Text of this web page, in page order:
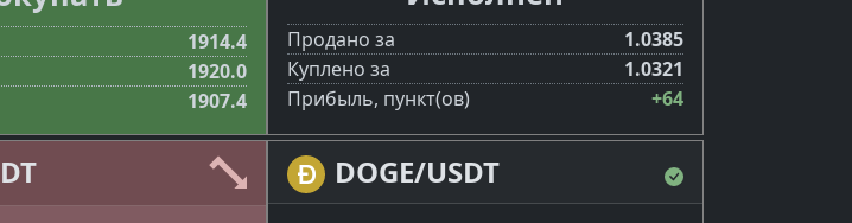
1914.4
1920.0
1907.4
Продано за
1.0385
Куплено за
1.0321
Прибыль, пункт(ов)
+64
DOGE/USDT